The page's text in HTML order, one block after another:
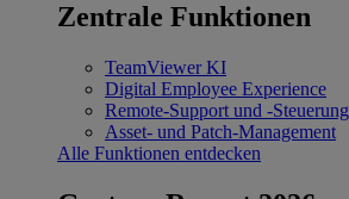
Zentrale Funktionen
TeamViewer KI
Digital Employee Experience
Remote-Support und -Steuerung
Asset- und Patch-Management
Alle Funktionen entdecken